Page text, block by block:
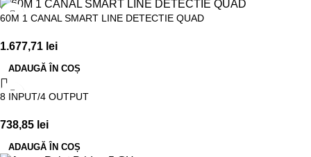
60M 1 CANAL SMART LINE DETECTIE QUAD
1.677,71 lei
ADAUGĂ ÎN COȘ
8 INPUT/4 OUTPUT
738,85 lei
ADAUGĂ ÎN COȘ